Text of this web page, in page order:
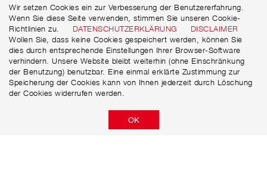
Wir setzen Cookies ein zur Verbesserung der Benutzererfahrung.
Wenn Sie diese Seite verwenden, stimmen Sie unseren Cookie-
Richtlinien zu.
DATENSCHUTZERKLÄRUNG
DISCLAIMER
Wollen Sie, dass keine Cookies gespeichert werden, können Sie
dies durch entsprechende Einstellungen Ihrer Browser-Software
verhindern. Unsere Website bleibt weiterhin (ohne Einschränkung
der Benutzung) benutzbar. Eine einmal erklärte Zustimmung zur
Speicherung der Cookies kann von Ihnen jederzeit durch Löschung
der Cookies widerrufen werden.
OK